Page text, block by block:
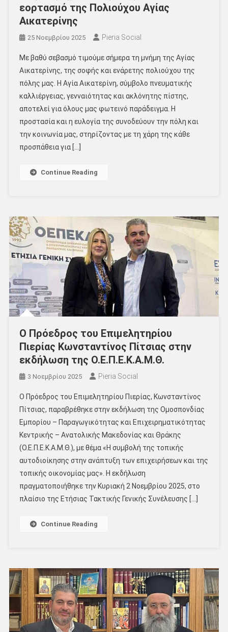
εορτασμό της Πολιούχου Αγίας
Αικατερίνης
25 Νοεμβρίου 2025 Pieria Social
Με βαθύ σεβασμό τιμούμε σήμερα τη μνήμη της Αγίας
Αικατερίνης, της σοφής και ενάρετης πολιούχου της
πόλης μας. Η Αγία Αικατερίνη, σύμβολο πνευματικής
καλλιέργειας, γενναιότητας και ακλόνητης πίστης,
αποτελεί για όλους μας φωτεινό παράδειγμα. Η
προστασία και η ευλογία της συνοδεύουν την πόλη και
την κοινωνία μας, στηρίζοντας με τη χάρη της κάθε
προσπάθεια για […]
Continue Reading
Ο Πρόεδρος του Επιμελητηρίου
Πιερίας Κωνσταντίνος Πίτσιας στην
εκδήλωση της Ο.Ε.Π.Ε.Κ.Α.Μ.Θ.
3 Νοεμβρίου 2025 Pieria Social
Ο Πρόεδρος του Επιμελητηρίου Πιερίας, Κωνσταντίνος
Πίτσιας, παραβρέθηκε στην εκδήλωση της Ομοσπονδίας
Εμπορίου – Παραγωγικότητας και Επιχειρηματικότητας
Κεντρικής – Ανατολικής Μακεδονίας και Θράκης
(Ο.Ε.Π.Ε.Κ.Α.Μ.Θ.), με θέμα «Η συμβολή της τοπικής
αυτοδιοίκησης στην ανάπτυξη των επιχειρήσεων και της
τοπικής οικονομίας μας». Η εκδήλωση
πραγματοποιήθηκε την Κυριακή 2 Νοεμβρίου 2025, στο
πλαίσιο της Ετήσιας Τακτικής Γενικής Συνέλευσης […]
Continue Reading